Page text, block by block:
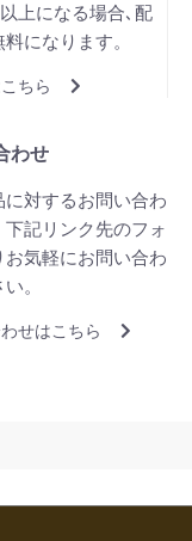
上になる場合､配
になります。
ちら
わせ
に対するお問い合わ
下記リンク先のフォ
お気軽にお問い合わ
。
せはこちら